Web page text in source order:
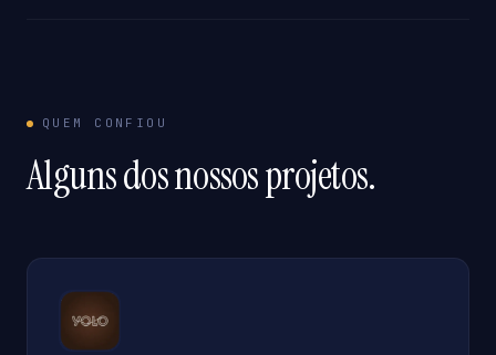
QUEM CONFIOU
Alguns dos nossos projetos.